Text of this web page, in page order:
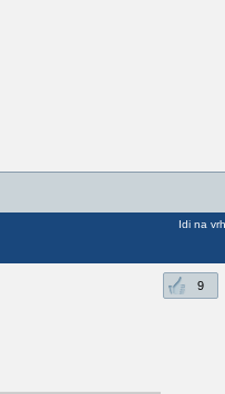
Idi na vrh
9